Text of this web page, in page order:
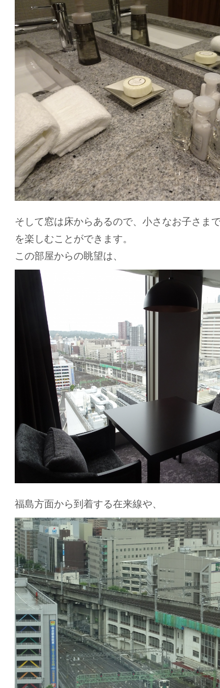
そして窓は床からあるので、小さなお子さま
を楽しむことができます。
この部屋からの眺望は、
福島方面から到着する在来線や、